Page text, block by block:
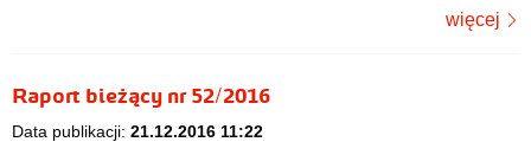
więcej
Raport bieżący nr 52/2016
Data publikacji: 21.12.2016 11:22